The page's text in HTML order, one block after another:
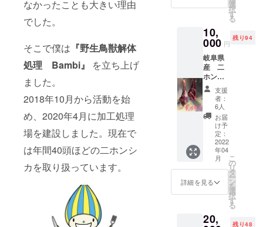
なかったことも大きい理由
でした。
そこで僕は 『野生鳥獣解体
処理 Bambi』 を立ち上げ
ました。
2018年10月から活動を始
め、2020年4月に加工処理
場を建設しました。現在で
は年間40頭ほどの二ホンシ
カを取り扱っています。
冷蔵ま
たは
便にて
お送り
いたし
ます。
度）』2
切なワ
ンちゃ
んのご
はんに
混ぜて
みては
いかが
です
か？
「食欲
がな
かった
うちの
子が良
く食べ
るよう
になっ
に艶が
選
択
す
る
10,
000 円
残り94
岐阜県
産 二
ホンシ
カのブ
ロック
容量目
安：ブ
ロック
肉５０
０g ■主
な原材
料 ・シ
カ肉
（冷凍
存） ■
支援
者：
6人
お届
け予
定：
2022
年04
月
詳細を見る
こ
の
リ
タ
ー
ン
を
選
択
す
る
20, 残り48